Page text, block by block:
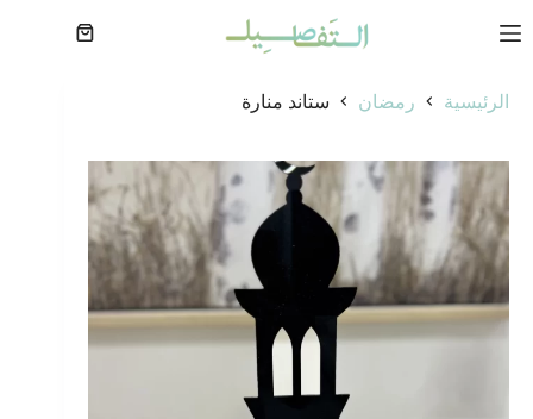
إلى
عربة
الرئيسية
رمضان ستاند منارة